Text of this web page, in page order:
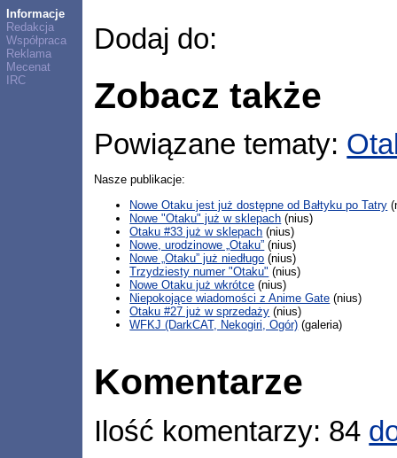
Informacje
Redakcja
Współpraca
Reklama
Mecenat
IRC
Dodaj do:
Zobacz także
Powiązane tematy:
Nasze publikacje:
Nowe Otaku jest już dostępne od Bałtyku po Tatry
Nowe "Otaku" już w sklepach (nius)
Otaku #33 już w sklepach (nius)
Nowe, urodzinowe „Otaku” (nius)
Nowe „Otaku” już niedługo (nius)
Trzydziesty numer "Otaku" (nius)
Nowe Otaku już wkrótce (nius)
Niepokojące wiadomości z Anime Gate (nius)
Otaku #27 już w sprzedaży (nius)
WFKJ (DarkCAT, Nekogiri, Ogór) (galeria)
Komentarze
Ilość komentarzy: 84